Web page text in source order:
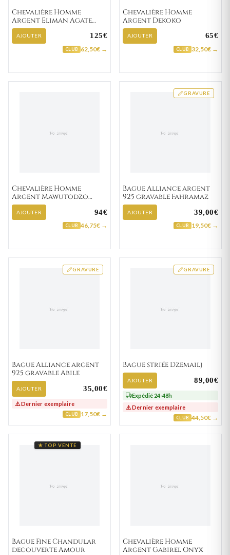
Chevalière Homme
Argent Eliman Agate
Noir
AJOUTER 125€
CLUB 62,50€ →
Chevalière Homme
Argent Dekoko
AJOUTER 65€
CLUB 32,50€ →
Chevalière Homme
Argent Mawutodzo
Lapidé Brossé
AJOUTER 94€
CLUB 46,75€ →
GRAVURE
Bague Alliance argent
925 gravable Fahramaz
AJOUTER 39,00€
CLUB 19,50€ →
GRAVURE
Bague Alliance argent
925 gravable Abile
AJOUTER 35,00€
⚠️ Dernier exemplaire
CLUB 17,50€ →
GRAVURE
Bague striée Dzemailj
AJOUTER 89,00€
Expédié 24-48h
⚠️ Dernier exemplaire
CLUB 44,50€ →
★ TOP VENTE
Bague Fine Chandular
decouverte Amour
Chevalière Homme
Argent Gabirel Onyx